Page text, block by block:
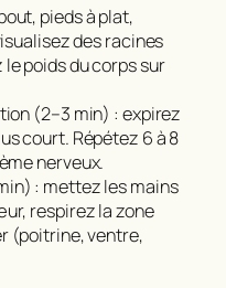
pieds à plat,
des racines
poids du corps sur
(2–3 min) : expirez
court. Répétez 6 à 8
nerveux.
: mettez les mains
respirez la zone
(poitrine, ventre,